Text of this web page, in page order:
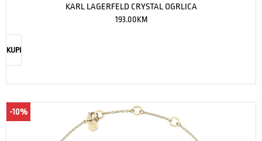
KARL LAGERFELD CRYSTAL OGRLICA
193.00KM
KUPI
-10%